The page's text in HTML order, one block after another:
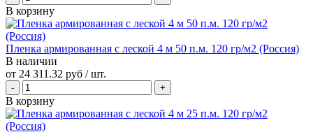
В корзину
Пленка армированная с леской 4 м 50 п.м. 120 гр/м2 (Россия)
В наличии
от 24 311.32 руб / шт.
В корзину